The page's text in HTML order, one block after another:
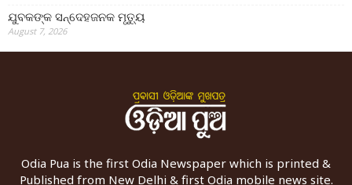
ଯୁବକଙ୍କ ସନ୍ଦେହଜନକ ମୃତ୍ୟୁ
August 7, 2026
Odia Pua is the first Odia Newspaper which is printed &
Published from New Delhi & first Odia mobile news site.